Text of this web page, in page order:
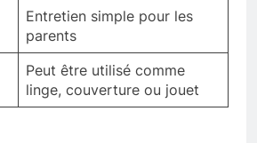
Entretien simple pour les
parents
Peut être utilisé comme
linge, couverture ou jouet